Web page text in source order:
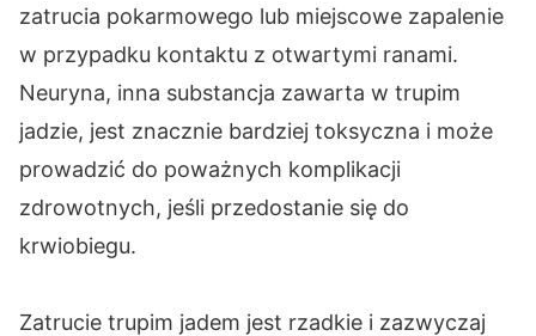
zatrucia pokarmowego lub miejscowe zapalenie
w przypadku kontaktu z otwartymi ranami.
Neuryna, inna substancja zawarta w trupim
jadzie, jest znacznie bardziej toksyczna i może
prowadzić do poważnych komplikacji
zdrowotnych, jeśli przedostanie się do
krwiobiegu.
Zatrucie trupim jadem jest rzadkie i zazwyczaj